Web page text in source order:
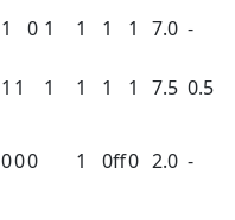
1 0 1 1 1 1 7.0 -
1 1 1 1 1 1 7.5 0.5
000 1 0ff0 2.0 -